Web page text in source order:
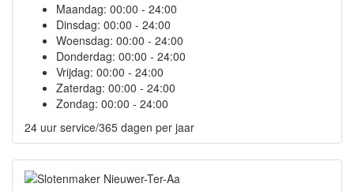
Maandag: 00:00 - 24:00
Dinsdag: 00:00 - 24:00
Woensdag: 00:00 - 24:00
Donderdag: 00:00 - 24:00
Vrijdag: 00:00 - 24:00
Zaterdag: 00:00 - 24:00
Zondag: 00:00 - 24:00
24 uur service/365 dagen per jaar